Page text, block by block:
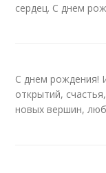
сердец. С днем
С днем рождения!
открытий,
новых вершин,